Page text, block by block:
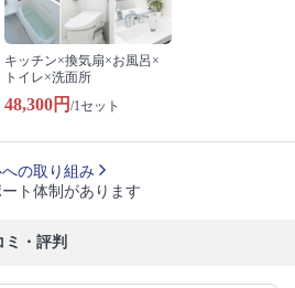
キッチン×換気扇×お風呂×
トイレ×洗面所
48,300円 /1セット
の取り組み
ト体制があります
ミ・評判